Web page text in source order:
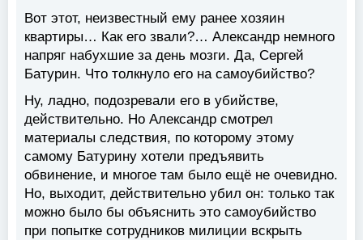
Вот этот, неизвестный ему ранее хозяин
квартиры… Как его звали?… Александр немного
напряг набухшие за день мозги. Да, Сергей
Батурин. Что толкнуло его на самоубийство?
Ну, ладно, подозревали его в убийстве,
действительно. Но Александр смотрел
материалы следствия, по которому этому
самому Батурину хотели предъявить
обвинение, и многое там было ещё не очевидно.
Но, выходит, действительно убил он: только так
можно было бы объяснить это самоубийство
при попытке сотрудников милиции вскрыть